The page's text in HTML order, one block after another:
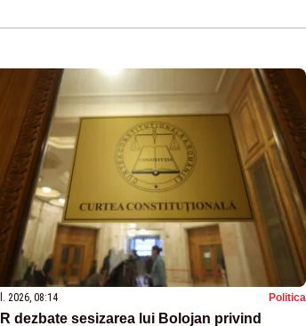
2026, 08:14 Politica
dezbate sesizarea lui Bolojan privind